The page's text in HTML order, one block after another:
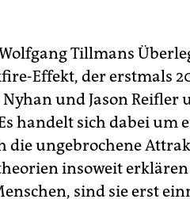
Tillmans
Effekt, der erstmals
und Jason Reifler
handelt sich dabei um
die ungebrochene
insoweit erklären
sind sie erst